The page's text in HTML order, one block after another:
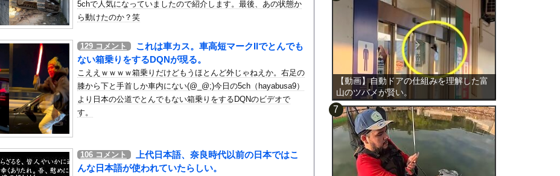
擁護してる反社、味方から背中を刺される
「あ」の予測変換1個目を続く限り繋げてみろwwwwwww
娘に「キモッ」と言われたお父さん、グレるｗｗｗｗｗｗｗ
物出荷してるんやけど「こういうの欲しい」とかある？
ーミュラ第8戦「SUGO」決勝結果他
クワに向けて初の弾道ミサイルを発射か？！
ょー！藤沢市で撮影された予測可能割合が気になる事故のドラレコ。
玲奈の肉体・・・これは我慢できませんわ
転移RTA やる夫ルート【R-18】 その２６１
ルス専用「アチーブメントスターシリーズ＜ネクストクエスト＞」【コーデ...
5chで人気になっていましたので紹介します。最後、あの状態か
ら動けたのか？笑
129 コメント
これは車カス。車高短マークIIでとんでも
ない箱乗りをするDQNが現る。
こええｗｗｗｗ箱乗りだけどもうほとんど外じゃねえか。右足の
膝から下と手首しか車内にない(@_@;)今日の5ch（hayabusa9）
より日本の公道でとんでもない箱乗りをするDQNのビデオで
す。
106 コメント
上代日本語、奈良時代以前の日本ではこ
んな日本語が使われていたらしい。
【動画】自動ドアの仕組みを理解した富
山のツバメが賢い。